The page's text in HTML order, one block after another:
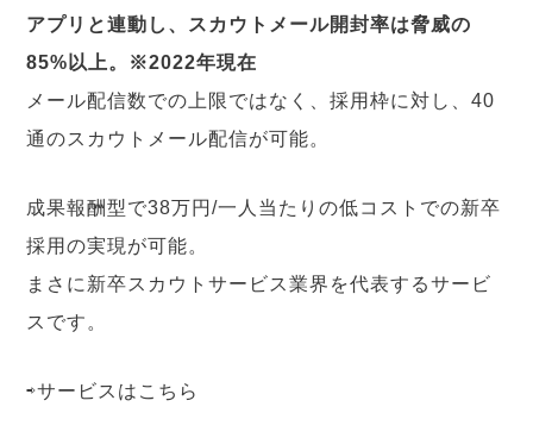
アプリと連動し、スカウトメール開封率は脅威の
85%以上。※2022年現在
メール配信数での上限ではなく、採用枠に対し、40
通のスカウトメール配信が可能。
成果報酬型で38万円/一人当たりの低コストでの新卒
採用の実現が可能。
まさに新卒スカウトサービス業界を代表するサービ
スです。
⇨サービスは こちら